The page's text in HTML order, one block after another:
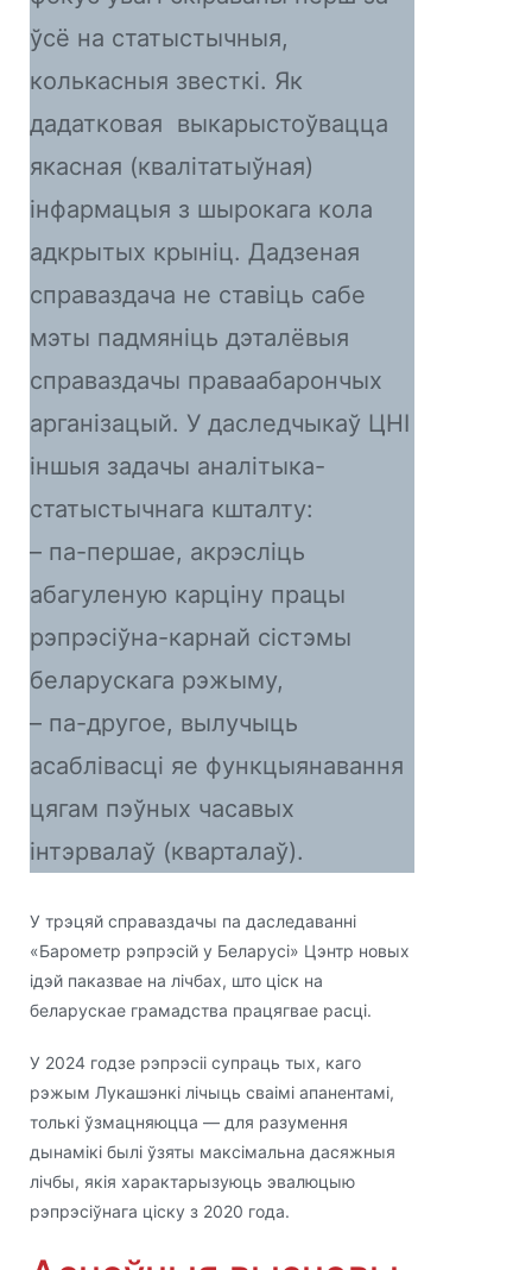
ўсё на статыстычныя,
колькасныя звесткі. Як
дадатковая выкарыстоўвацца
якасная (квалітатыўная)
інфармацыя з шырокага кола
адкрытых крыніц. Дадзеная
справаздача не ставіць сабе
мэты падмяніць дэталёвыя
справаздачы праваабарончых
арганізацый. У даследчыкаў ЦНІ
іншыя задачы аналітыка-
статыстычнага кшталту:
– па-першае, акрэсліць
абагуленую карціну працы
рэпрэсіўна-карнай сістэмы
беларускага рэжыму,
– па-другое, вылучыць
асаблівасці яе функцыянавання
цягам пэўных часавых
інтэрвалаў (кварталаў).
У трэцяй справаздачы па даследаванні
«Барометр рэпрэсій у Беларусі» Цэнтр новых
ідэй паказвае на лічбах, што ціск на
беларускае грамадства працягвае расці.
У 2024 годзе рэпрэсіі супраць тых, каго
рэжым Лукашэнкі лічыць сваімі апанентамі,
толькі ўзмацняюцца — для разумення
дынамікі былі ўзяты максімальна дасяжныя
лічбы, якія характарызуюць эвалюцыю
рэпрэсіўнага ціску з 2020 года.